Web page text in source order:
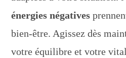
énergies négatives
bien-être. Agissez dès
votre équilibre et votre